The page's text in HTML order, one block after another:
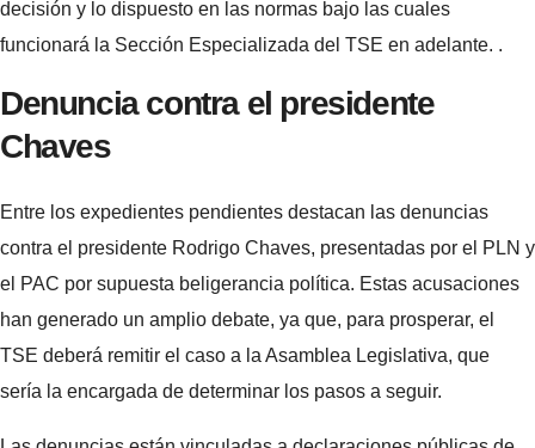
decisión y lo dispuesto en las normas bajo las cuales
funcionará la Sección Especializada del TSE en adelante. .
Denuncia contra el presidente
Chaves
Entre los expedientes pendientes destacan las denuncias
contra el presidente Rodrigo Chaves, presentadas por el PLN y
el PAC por supuesta beligerancia política. Estas acusaciones
han generado un amplio debate, ya que, para prosperar, el
TSE deberá remitir el caso a la Asamblea Legislativa, que
sería la encargada de determinar los pasos a seguir.